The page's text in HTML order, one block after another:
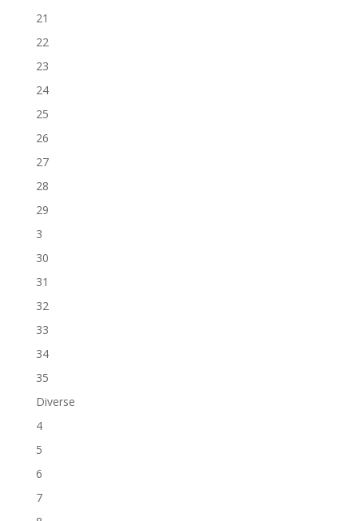
21
22
23
24
25
26
27
28
29
3
30
31
32
33
34
35
Diverse
4
5
6
7